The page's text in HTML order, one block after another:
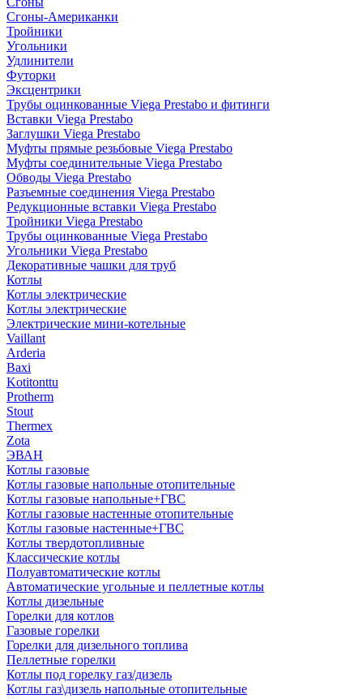
Сгоны-Американки
Тройники
Угольники
Удлинители
Футорки
Эксцентрики
Трубы оцинкованные Viega Prestabo и фитинги
Вставки Viega Prestabo
Заглушки Viega Prestabo
Муфты прямые резьбовые Viega Prestabo
Муфты соединительные Viega Prestabo
Обводы Viega Prestabo
Разъемные соединения Viega Prestabo
Редукционные вставки Viega Prestabo
Тройники Viega Prestabo
Трубы оцинкованные Viega Prestabo
Угольники Viega Prestabo
Декоративные чашки для труб
Котлы
Котлы электрические
Котлы электрические
Электрические мини-котельные
Vaillant
Arderia
Baxi
Kotitonttu
Protherm
Stout
Thermex
Zota
ЭВАН
Котлы газовые
Котлы газовые напольные отопительные
Котлы газовые напольные+ГВС
Котлы газовые настенные отопительные
Котлы газовые настенные+ГВС
Котлы твердотопливные
Классические котлы
Полуавтоматические котлы
Автоматические угольные и пеллетные котлы
Котлы дизельные
Горелки для котлов
Газовые горелки
Горелки для дизельного топлива
Пеллетные горелки
Котлы под горелку газ/дизель
Котлы газ\дизель напольные отопительные